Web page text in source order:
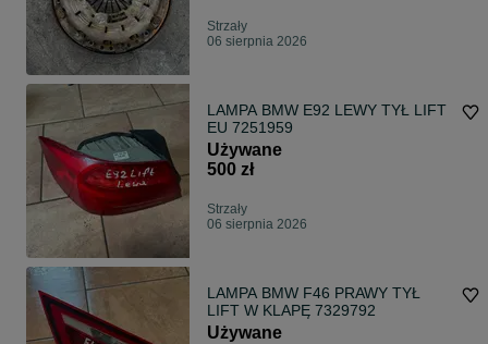
Strzały
06 sierpnia 2026
LAMPA BMW E92 LEWY TYŁ LIFT
EU 7251959
Używane
500 zł
Strzały
06 sierpnia 2026
LAMPA BMW F46 PRAWY TYŁ
LIFT W KLAPĘ 7329792
Używane